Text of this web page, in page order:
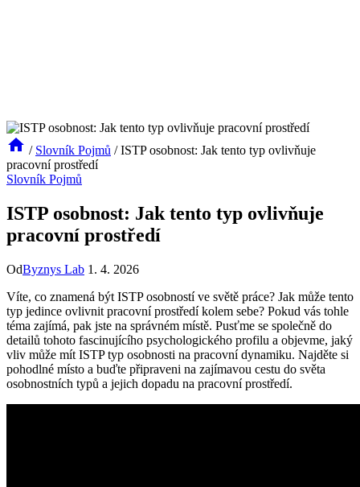
/ Slovník Pojmů / ISTP osobnost: Jak tento typ ovlivňuje
pracovní prostředí
Slovník Pojmů
ISTP osobnost: Jak tento typ ovlivňuje
pracovní prostředí
OdByznys Lab 1. 4. 2026
Víte, co znamená být ISTP osobností ve světě práce? Jak může tento
typ jedince ovlivnit pracovní prostředí kolem sebe? Pokud vás tohle
téma zajímá, pak jste na správném místě. Pusťme se společně do
detailů tohoto fascinujícího psychologického profilu a objevme, jaký
vliv může mít ISTP typ osobnosti na pracovní dynamiku. Najděte si
pohodlné místo a buďte připraveni na zajímavou cestu do světa
osobnostních typů a jejich dopadu na pracovní prostředí.